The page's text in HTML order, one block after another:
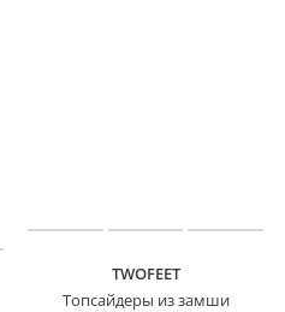
TWOFEET
Топсайдеры из замши